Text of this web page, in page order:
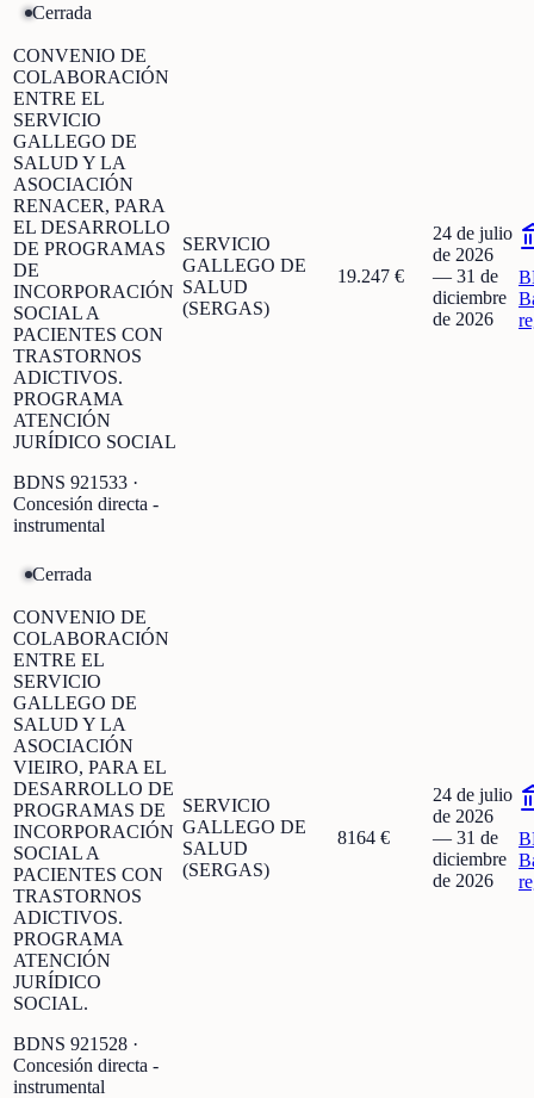
Cerrada
CONVENIO DE
COLABORACIÓN
ENTRE EL
SERVICIO
GALLEGO DE
SALUD Y LA
ASOCIACIÓN
RENACER, PARA
EL DESARROLLO
DE PROGRAMAS
DE
INCORPORACIÓN
SOCIAL A
PACIENTES CON
TRASTORNOS
ADICTIVOS.
PROGRAMA
ATENCIÓN
JURÍDICO SOCIAL
BDNS 921533 ·
Concesión directa -
instrumental
SERVICIO
GALLEGO DE
SALUD
(SERGAS)
19.247 €
24 de julio
de 2026
— 31 de
diciembre
de 2026
Cerrada
CONVENIO DE
COLABORACIÓN
ENTRE EL
SERVICIO
GALLEGO DE
SALUD Y LA
ASOCIACIÓN
VIEIRO, PARA EL
DESARROLLO DE
PROGRAMAS DE
INCORPORACIÓN
SOCIAL A
PACIENTES CON
TRASTORNOS
ADICTIVOS.
PROGRAMA
ATENCIÓN
JURÍDICO
SOCIAL.
BDNS 921528 ·
Concesión directa -
instrumental
SERVICIO
GALLEGO DE
SALUD
(SERGAS)
8164 €
24 de julio
de 2026
— 31 de
diciembre
de 2026